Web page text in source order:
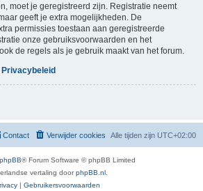
moet je geregistreerd zijn. Registratie neemt
geeft je extra mogelijkheden. De
permissies toestaan aan geregistreerde
onze gebruiksvoorwaarden en het
de regels als je gebruik maakt van het forum.
Privacybeleid
Alle tijden zijn UTC+02:00
Verwijder cookies
Contact
phpBB® Forum Software © phpBB Limited
vertaling doorphpBB.nl
| Gebruikersvoorwaarden